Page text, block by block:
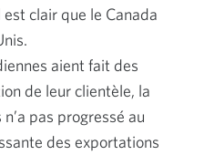
clair que le Canada
aient fait des
de leur clientèle, la
pas progressé au
des exportations